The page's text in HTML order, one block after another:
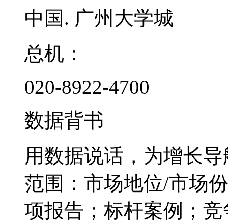
中国. 广州大学城
总机：
020-8922-4700
数据背书
用数据说话，为增长导
范围：市场地位/市场
项报告；标杆案例；